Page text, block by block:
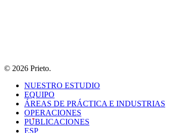
© 2026 Prieto.
NUESTRO ESTUDIO
EQUIPO
ÁREAS DE PRÁCTICA E INDUSTRIAS
OPERACIONES
PUBLICACIONES
ESP